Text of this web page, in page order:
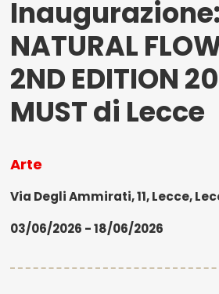
Inaugurazione:
NATURAL
2ND EDITION
MUST di Lecce
Arte
Via Degli Ammirati, 11, Lecce,
03/06/2026 - 18/06/2026